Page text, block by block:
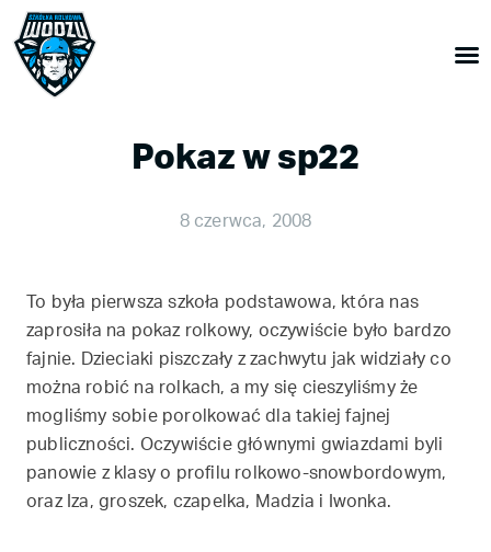
Pokaz w sp22
8 czerwca, 2008
To była pierwsza szkoła podstawowa, która nas
zaprosiła na pokaz rolkowy, oczywiście było bardzo
fajnie. Dzieciaki piszczały z zachwytu jak widziały co
można robić na rolkach, a my się cieszyliśmy że
mogliśmy sobie porolkować dla takiej fajnej
publiczności. Oczywiście głównymi gwiazdami byli
panowie z klasy o profilu rolkowo-snowbordowym,
oraz Iza, groszek, czapelka, Madzia i Iwonka.